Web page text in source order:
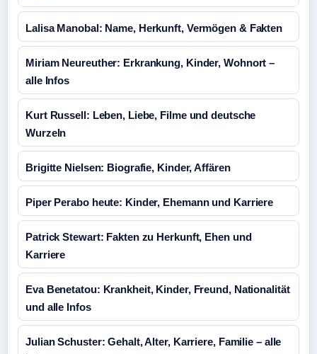
Lalisa Manobal: Name, Herkunft, Vermögen & Fakten
Miriam Neureuther: Erkrankung, Kinder, Wohnort –
alle Infos
Kurt Russell: Leben, Liebe, Filme und deutsche
Wurzeln
Brigitte Nielsen: Biografie, Kinder, Affären
Piper Perabo heute: Kinder, Ehemann und Karriere
Patrick Stewart: Fakten zu Herkunft, Ehen und
Karriere
Eva Benetatou: Krankheit, Kinder, Freund, Nationalität
und alle Infos
Julian Schuster: Gehalt, Alter, Karriere, Familie – alle